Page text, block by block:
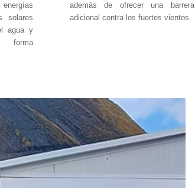
solares
agua y
forma
además de ofrecer una barrera
adicional contra los fuertes vientos.